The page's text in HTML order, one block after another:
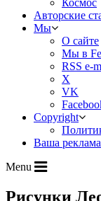
Авторские
Мы
О сайте
Мы в
RSS e-
X
VK
Copyright
Ваша
Menu
Рисунки